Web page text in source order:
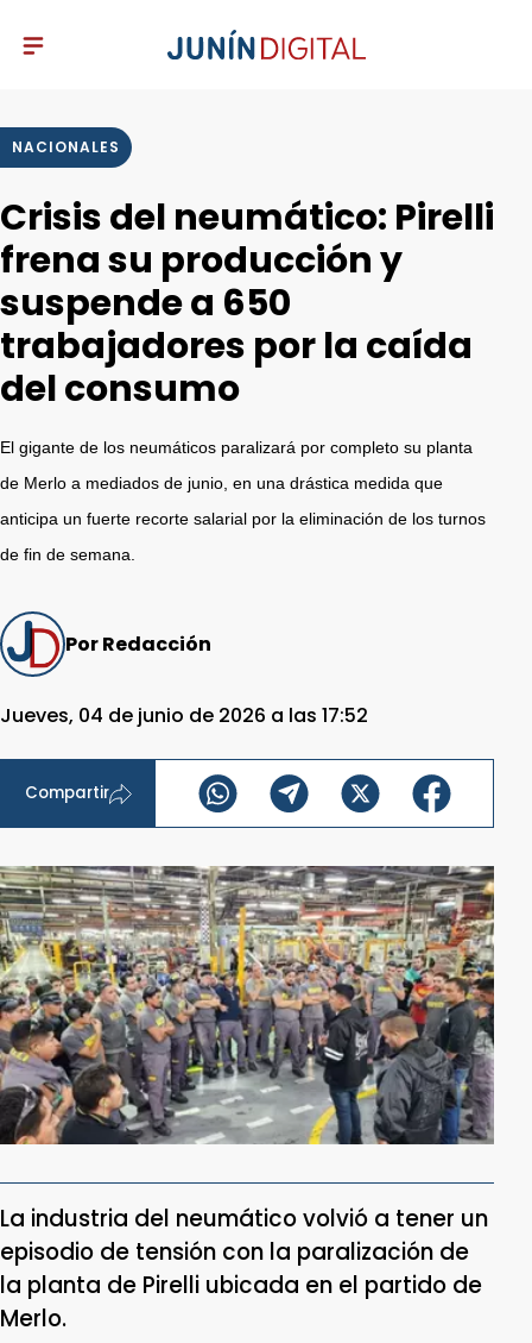
NACIONALES
Crisis del neumático: Pirelli
frena su producción y
suspende a 650
trabajadores por la caída
del consumo
El gigante de los neumáticos paralizará por completo su planta
de Merlo a mediados de junio, en una drástica medida que
anticipa un fuerte recorte salarial por la eliminación de los turnos
de fin de semana.
Por Redacción
Jueves, 04 de junio de 2026 a las 17:52
Compartir
La industria del neumático volvió a tener un
episodio de tensión con la paralización de
la planta de Pirelli ubicada en el partido de
Merlo.